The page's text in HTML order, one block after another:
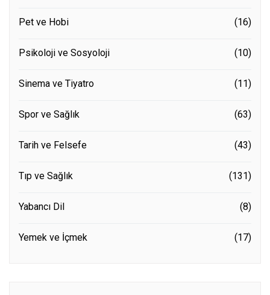
Pet ve Hobi (16)
Psikoloji ve Sosyoloji (10)
Sinema ve Tiyatro (11)
Spor ve Sağlık (63)
Tarih ve Felsefe (43)
Tıp ve Sağlık (131)
Yabancı Dil (8)
Yemek ve İçmek (17)